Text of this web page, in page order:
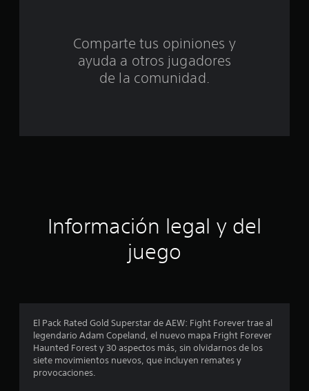
e
a
s
e
Comparte tus opiniones y
ayuda a otros jugadores
de la comunidad.
Información legal y del
juego
El Pack Rated Gold Superstar de AEW: Fight Forever trae al
legendario Adam Copeland, el nuevo mapa Fright Forever
Haunted Forest y 30 aspectos más, sin olvidarnos de los
siete movimientos nuevos, que incluyen remates y
provocaciones.